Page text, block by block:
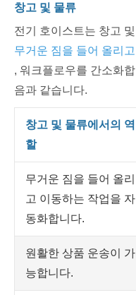
창고 및 물류
전기 호이스트는 창고
무거운 짐을 들어 올리
, 워크플로우를 간소화
음과 같습니다.
창고 및 물류에서의 역
할
무거운 짐을 들어 올리
고 이동하는 작업을 자
동화합니다.
원활한 상품 운송이 가
능합니다.